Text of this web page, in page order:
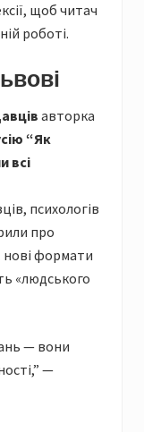
щоб читач
роботі.
авторка
“Як
всі
психологів
про
нові формати
«людського
— вони
—